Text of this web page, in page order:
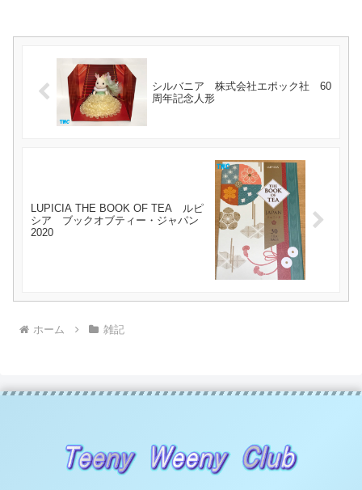
シルバニア 株式会社エポック社 60
周年記念人形
LUPICIA THE BOOK OF TEA ルピ
シア ブックオブティー・ジャパン
2020
ホーム 雑記